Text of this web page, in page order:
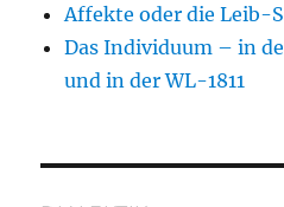
Affekte oder die Leib-
Das Individuum – in
und in der WL-1811